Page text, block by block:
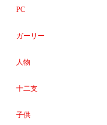
PC
ガーリー
人物
十二支
子供